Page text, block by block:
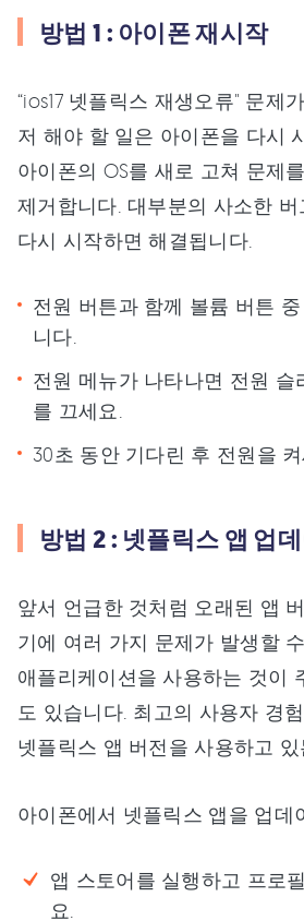
방법 1 : 아이폰 재시작
“ios17 넷플릭스 재생오류" 문제
저 해야 할 일은 아이폰을 다시
아이폰의 OS를 새로 고쳐 문제
제거합니다. 대부분의 사소한
다시 시작하면 해결됩니다.
전원 버튼과 함께 볼륨 버튼
니다.
전원 메뉴가 나타나면 전원 슬
를 끄세요.
30초 동안 기다린 후 전원을 켜
방법 2 : 넷플릭스 앱 업
앞서 언급한 것처럼 오래된 앱
기에 여러 가지 문제가 발생할
애플리케이션을 사용하는 것이
도 있습니다. 최고의 사용자 경
넷플릭스 앱 버전을 사용하고 있
아이폰에서 넷플릭스 앱을 업데
앱 스토어를 실행하고 프로
요.